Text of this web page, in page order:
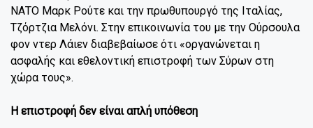
ΝΑΤΟ Μαρκ Ρούτε και την πρωθυπουργό της Ιταλίας,
Τζόρτζια Μελόνι. Στην επικοινωνία του με την Ούρσουλα
φον ντερ Λάιεν διαβεβαίωσε ότι «οργανώνεται η
ασφαλής και εθελοντική επιστροφή των Σύρων στη
χώρα τους».
Η επιστροφή δεν είναι απλή υπόθεση